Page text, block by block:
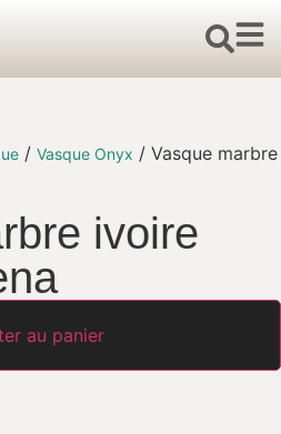
/ Vasque Onyx / Vasque marbre
ivoire
au panier